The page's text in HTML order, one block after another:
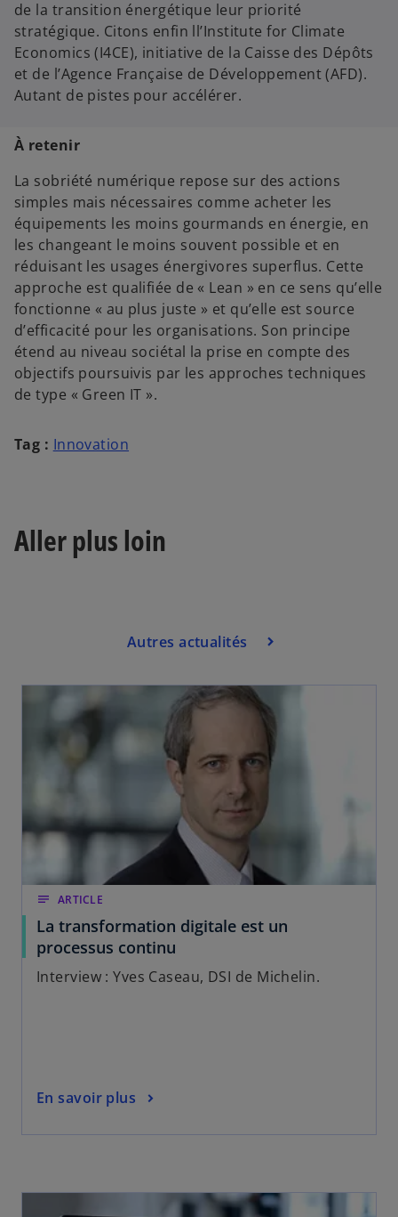
de la transition énergétique leur priorité
stratégique. Citons enfin ll’Institute for Climate
Economics (I4CE), initiative de la Caisse des Dépôts
et de l’Agence Française de Développement (AFD).
Autant de pistes pour accélérer.
À retenir
La sobriété numérique repose sur des actions
simples mais nécessaires comme acheter les
équipements les moins gourmands en énergie, en
les changeant le moins souvent possible et en
réduisant les usages énergivores superflus. Cette
approche est qualifiée de « Lean » en ce sens qu’elle
fonctionne « au plus juste » et qu’elle est source
d’efficacité pour les organisations. Son principe
étend au niveau sociétal la prise en compte des
objectifs poursuivis par les approches techniques
de type « Green IT ».
Tag : Innovation
Aller plus loin
Autres actualités
notes ARTICLE
La transformation digitale est un
processus continu
Interview : Yves Caseau, DSI de Michelin.
En savoir plus